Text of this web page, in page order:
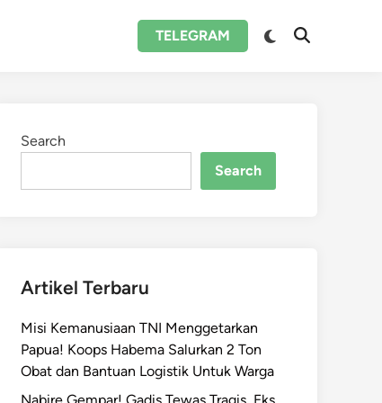
TELEGRAM
Switch
Open
Search
Search
Artikel Terbaru
Misi Kemanusiaan TNI Menggetarkan
Papua! Koops Habema Salurkan 2 Ton
Obat dan Bantuan Logistik Untuk Warga